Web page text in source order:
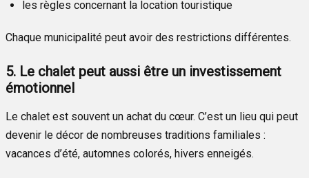
les règles concernant la location touristique
Chaque municipalité peut avoir des restrictions différentes.
5. Le chalet peut aussi être un investissement
émotionnel
Le chalet est souvent un achat du cœur. C’est un lieu qui peut
devenir le décor de nombreuses traditions familiales :
vacances d’été, automnes colorés, hivers enneigés.